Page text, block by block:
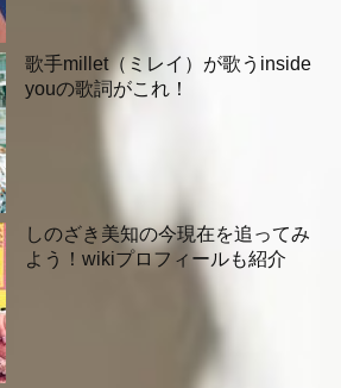
歌手millet（ミレイ）が歌うinside
youの歌詞がこれ！
しのざき美知の今現在を追ってみ
よう！wikiプロフィールも紹介